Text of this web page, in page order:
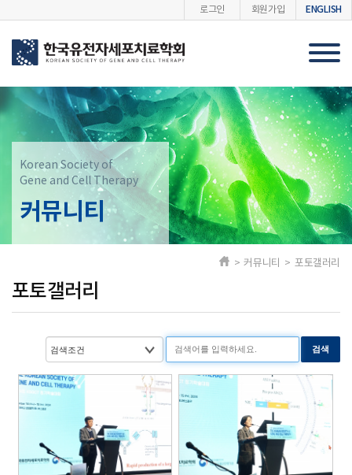
로그인 회원가입 ENGLISH
Korean Society of
Gene and Cell Therapy
커뮤니티
포토갤러리
> 커뮤니티 > 포토갤러리
검색